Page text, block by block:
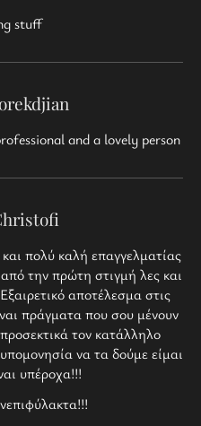
stuff
and a lovely person
πολύ καλή επαγγελματίας
την πρώτη στιγμή λες και
αποτέλεσμα στις
πράγματα που σου μένουν
τον κατάλληλο
να τα δούμε είμαι
υπέροχα!!!